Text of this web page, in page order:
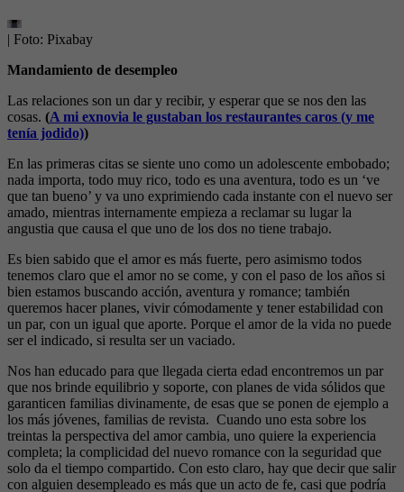
| Foto: Pixabay
Mandamiento de desempleo
Las relaciones son un dar y recibir, y esperar que se nos den las
cosas. (A mi exnovia le gustaban los restaurantes caros (y me
tenía jodido))
En las primeras citas se siente uno como un adolescente embobado;
nada importa, todo muy rico, todo es una aventura, todo es un ‘ve
que tan bueno’ y va uno exprimiendo cada instante con el nuevo ser
amado, mientras internamente empieza a reclamar su lugar la
angustia que causa el que uno de los dos no tiene trabajo.
Es bien sabido que el amor es más fuerte, pero asimismo todos
tenemos claro que el amor no se come, y con el paso de los años si
bien estamos buscando acción, aventura y romance; también
queremos hacer planes, vivir cómodamente y tener estabilidad con
un par, con un igual que aporte. Porque el amor de la vida no puede
ser el indicado, si resulta ser un vaciado.
Nos han educado para que llegada cierta edad encontremos un par
que nos brinde equilibrio y soporte, con planes de vida sólidos que
garanticen familias divinamente, de esas que se ponen de ejemplo a
los más jóvenes, familias de revista. Cuando uno esta sobre los
treintas la perspectiva del amor cambia, uno quiere la experiencia
completa; la complicidad del nuevo romance con la seguridad que
solo da el tiempo compartido. Con esto claro, hay que decir que salir
con alguien desempleado es más que un acto de fe, casi que podría